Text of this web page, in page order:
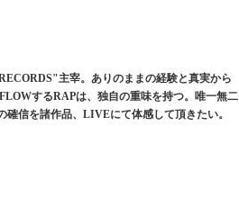
主宰。ありのままの経験と真実から
するRAPは、独自の重味を持つ。唯一無二
信を諸作品、LIVEにて体感して頂きたい。